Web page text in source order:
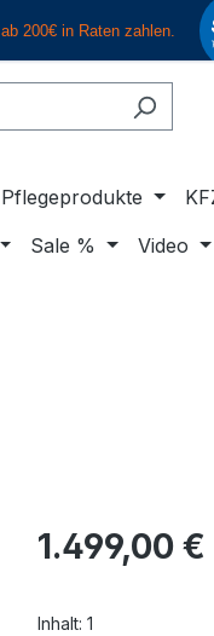
Pflegeprodukte
Sale % Video
Regulärer Preis:
1.499,00 €
Inhalt: 1